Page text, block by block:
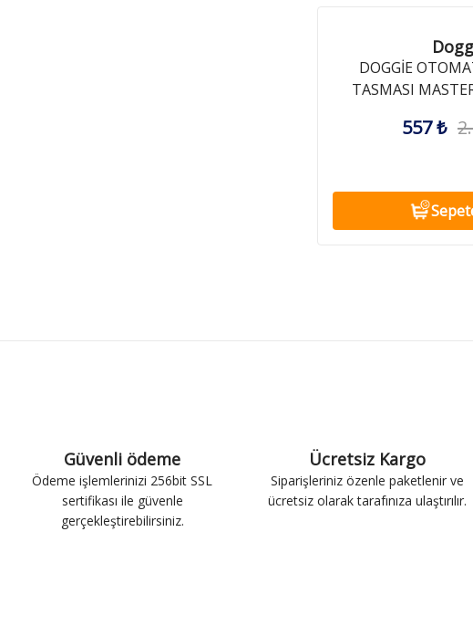
DOGGİE
TASMASI
557 ₺
Güvenli ödeme
Ödeme işlemlerinizi 256bit SSL
sertifikası ile güvenle
gerçekleştirebilirsiniz.
Ücretsiz Kargo
Siparişleriniz özenle paketlenir ve
ücretsiz olarak tarafınıza ulaştırılır.